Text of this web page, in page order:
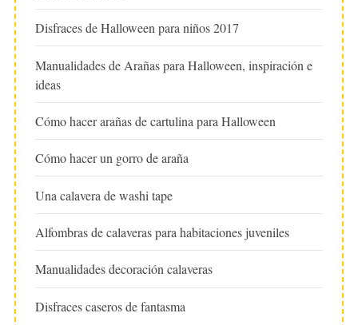
Disfraces de Halloween para niños 2017
Manualidades de Arañas para Halloween, inspiración e
ideas
Cómo hacer arañas de cartulina para Halloween
Cómo hacer un gorro de araña
Una calavera de washi tape
Alfombras de calaveras para habitaciones juveniles
Manualidades decoración calaveras
Disfraces caseros de fantasma